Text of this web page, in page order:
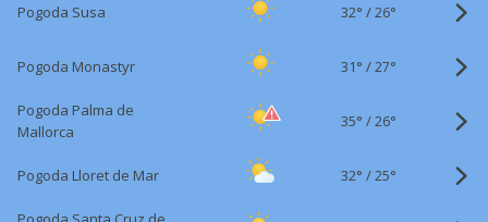
Pogoda Susa 32° /26°
Pogoda Monastyr 31° /27°
Pogoda Palma de
Mallorca
35° /26°
Pogoda Lloret de Mar 32° /25°